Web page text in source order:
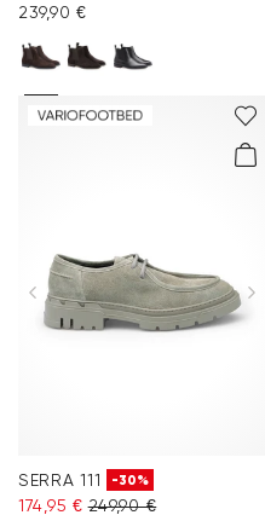
239,90 €
SERRA 111 -30%
174,95 € 249,90 €